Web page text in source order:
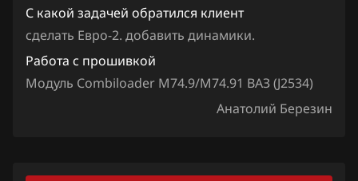
KYC
Lancia
Land Rover
С какой задачей обратился клиент
сделать Евро-2. добавить динамики.
Работа с прошивкой
Модуль Combiloader M74.9/M74.91 ВАЗ (J2534)
Анатолий Березин